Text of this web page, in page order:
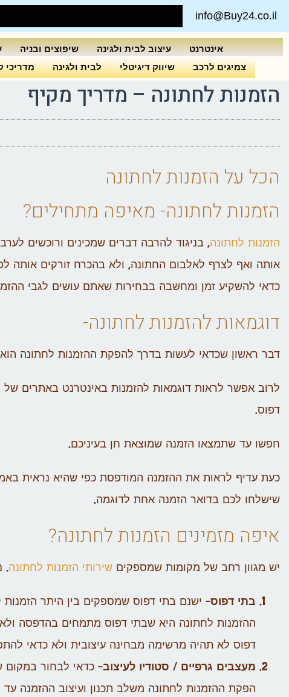
info@Buy24.co.il
אינטרנט עיצוב לבית ולגינה שיפוצים ובניה
צמיגים לרכב
שיווק דיגיטלי לבית ולגינה מדריכי
הזמנות לחתונה – מדריך מקיף
הכל על הזמנות לחתונה
הזמנות לחתונה- מאיפה מתחילים?
הזמנות לחתונה, בניגוד להרבה דברים שמכינים ורוכשים
אותה ואף לצרף לאלבום החתונה, ולא בהכרח זורקים אותה
כדאי להשקיע זמן ומחשבה בבחירות שאתם עושים לגבי
דוגמאות להזמנות לחתונה-
דבר ראשון שכדאי לעשות בדרך להפקת ההזמנות לחתונה
לרוב אפשר לראות דוגמאות להזמנות באינטרנט באתרים של
דפוס.
חפשו עד שתמצאו הזמנה שמוצאת חן בעיניכם.
כעת עדיף לראות את ההזמנה המודפסת כפי שהיא נראית
שישלחו לכם בדואר הזמנה אחת לדוגמה.
איפה מזמינים הזמנות לחתונה?
יש מגוון רחב של מקומות שמספקים שירותי הזמנות לחתונה.
בתי דפוס– ישנם בתי דפוס שמספקים בין היתר
ההזמנות לחתונה היא שבתי דפוס מתמחים בהדפסה
דפוס לא תהיה מרשימה מבחינה עיצובית ולא כדאי
מעצבים גרפיים / סטודיו לעיצוב– כדאי לבחור במקום
הפקת ההזמנות לחתונה משלב תכנון ועיצוב ההזמנה